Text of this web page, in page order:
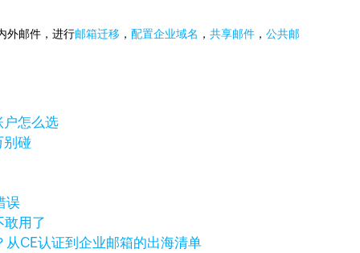
外邮件，进行邮箱迁移 ，配置企业域名 ，共享邮件 ，公共邮
户怎么选
别碰
误
用了
CE认证到企业邮箱的出海清单